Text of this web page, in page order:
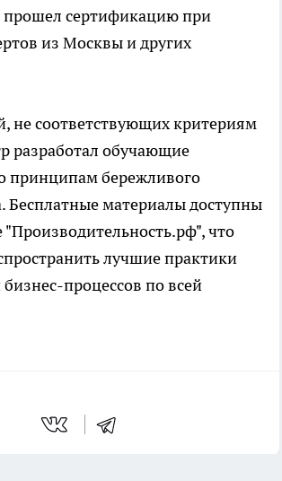
сертификацию при
из Москвы и других
не соответствующих критериям
разработал обучающие
принципам бережливого
Бесплатные материалы доступны
что
лучшие практики
процессов по всей